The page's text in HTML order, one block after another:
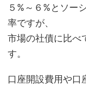
５%～６%とソー
率ですが、
市場の社債に比べ
す。
口座開設費用や口